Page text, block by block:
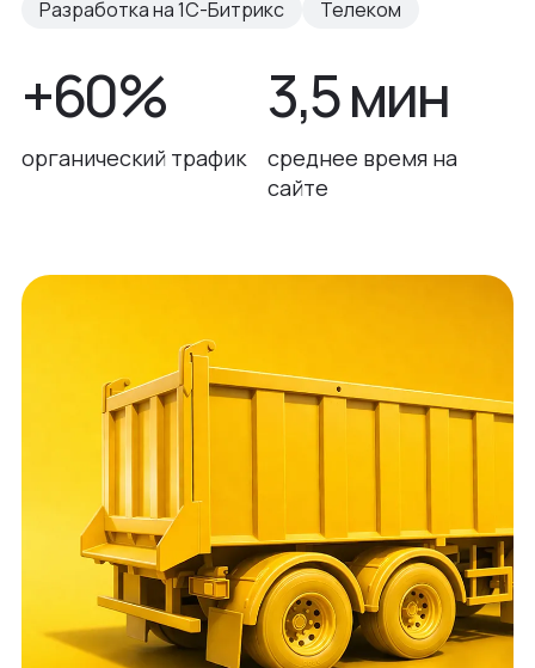
Разработка на 1С-Битрикс
Телеком
+60%
органический трафик
3,5 мин
среднее время на
сайте